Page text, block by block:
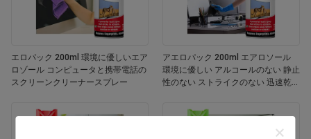
エロパック 200ml 環境に優しいエア
ロゾール コンピュータと携帯電話の
スクリーンクリーナースプレー
アエロパック 200ml エアロソール
環境に優しい アルコールのない 静止
性のない ストライクのない 迅速乾燥